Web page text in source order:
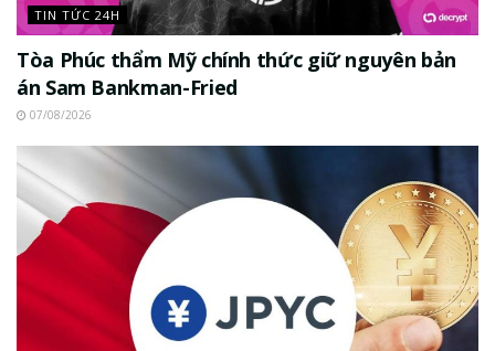
TIN TỨC 24H
Tòa Phúc thẩm Mỹ chính thức giữ nguyên bản
án Sam Bankman-Fried
07/08/2026